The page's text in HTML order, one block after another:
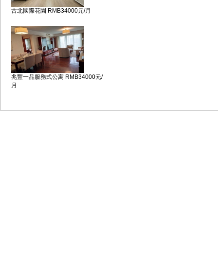
古北國際花園 RMB34000元/月
兆豐一品服務式公寓 RMB34000元/
月